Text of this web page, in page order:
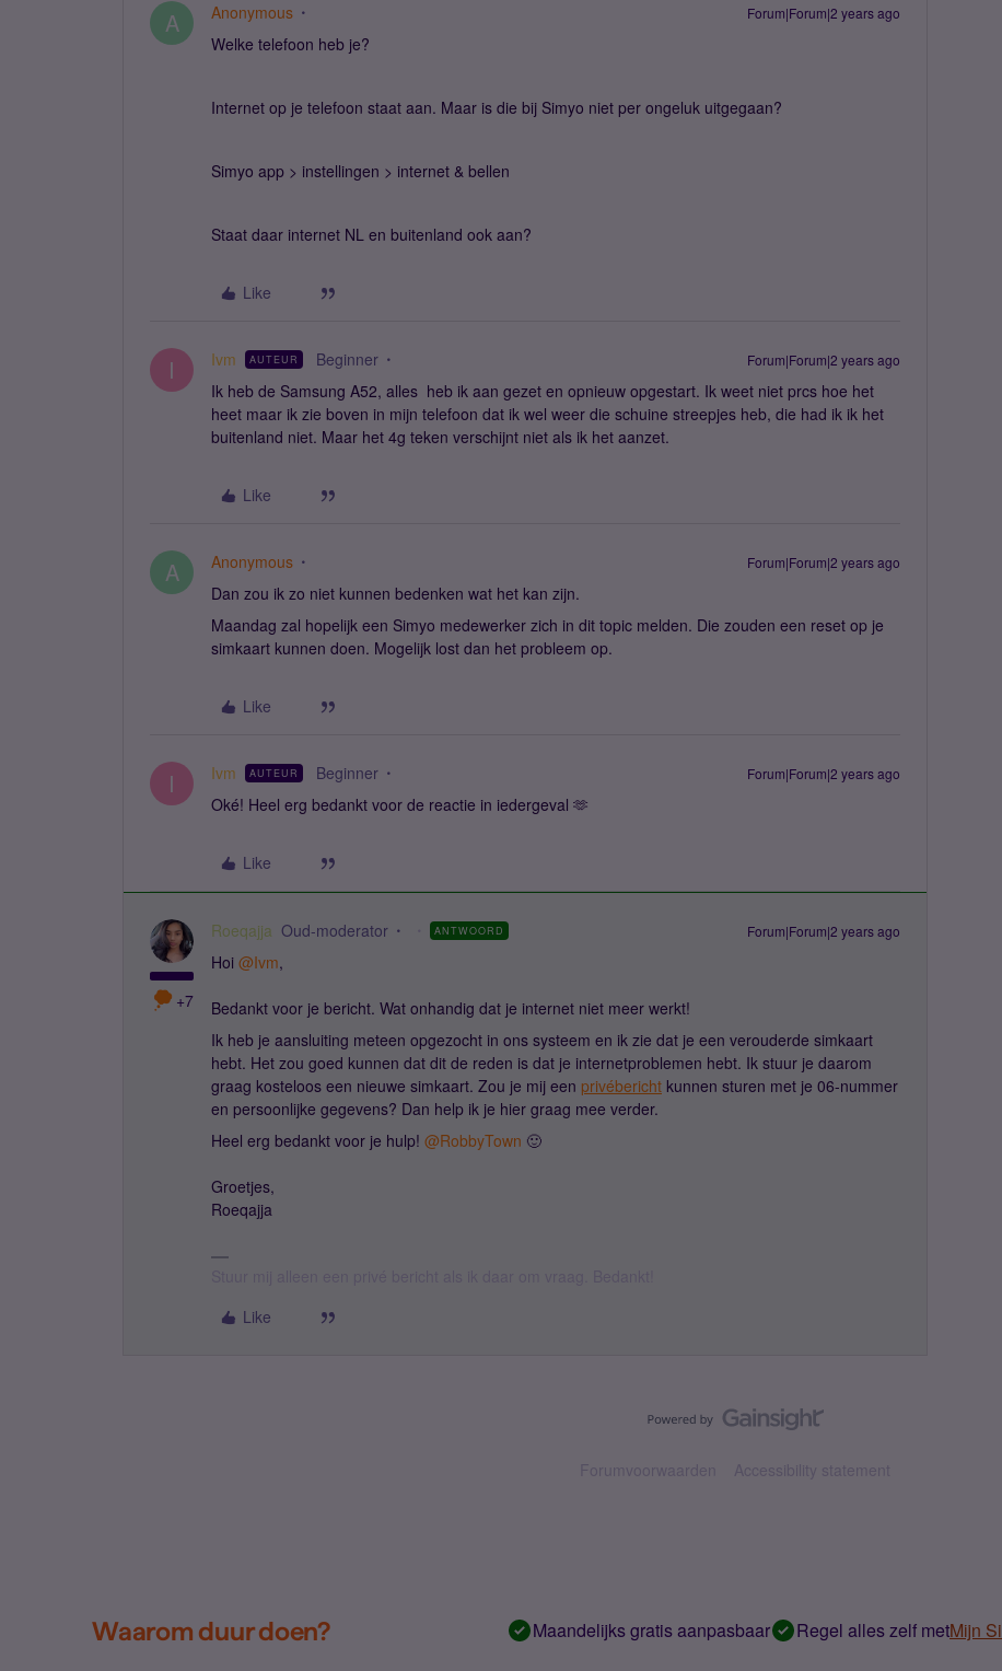
A Anonymous Forum|Forum|2 years ago
Welke telefoon heb je?
Internet op je telefoon staat aan. Maar is die bij Simyo niet per ongeluk uitgegaan?
Simyo app > instellingen > internet & bellen
Staat daar internet NL en buitenland ook aan?
Like
I Ivm AUTEUR Beginner Forum|Forum|2 years ago
Ik heb de Samsung A52, alles heb ik aan gezet en opnieuw opgestart. Ik weet niet prcs hoe het
heet maar ik zie boven in mijn telefoon dat ik wel weer die schuine streepjes heb, die had ik ik het
buitenland niet. Maar het 4g teken verschijnt niet als ik het aanzet.
Like
A Anonymous Forum|Forum|2 years ago
Dan zou ik zo niet kunnen bedenken wat het kan zijn.
Maandag zal hopelijk een Simyo medewerker zich in dit topic melden. Die zouden een reset op je
simkaart kunnen doen. Mogelijk lost dan het probleem op.
Like
I Ivm AUTEUR Beginner Forum|Forum|2 years ago
Oké! Heel erg bedankt voor de reactie in iedergeval 🫶
Like
+7
Roeqajja Oud-moderator ANTWOORD Forum|Forum|2 years ago
Hoi @Ivm,
Bedankt voor je bericht. Wat onhandig dat je internet niet meer werkt!
Ik heb je aansluiting meteen opgezocht in ons systeem en ik zie dat je een verouderde simkaart
hebt. Het zou goed kunnen dat dit de reden is dat je internetproblemen hebt. Ik stuur je daarom
graag kosteloos een nieuwe simkaart. Zou je mij een privébericht kunnen sturen met je 06-nummer
en persoonlijke gegevens? Dan help ik je hier graag mee verder.
Heel erg bedankt voor je hulp! @RobbyTown 🙂
Groetjes,
Roeqajja
Like
Forumvoorwaarden Accessibility statement
Waarom duur doen? Maandelijks gratis aanpasbaar Regel alles zelf metMijn